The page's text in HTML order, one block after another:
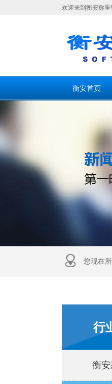
欢迎来到衡安称
衡安首页
您现在
行
衡安